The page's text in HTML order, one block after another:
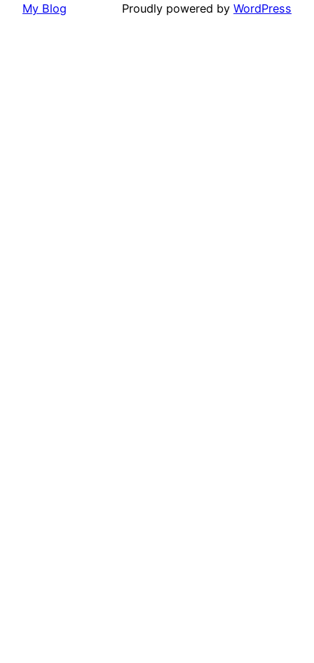
My Blog Proudly powered by WordPress